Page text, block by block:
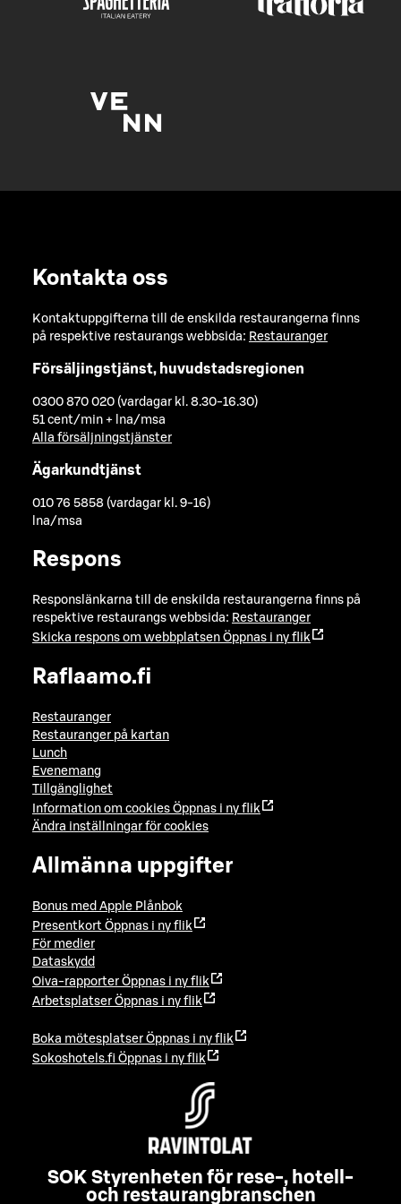
Kontakta oss
Kontaktuppgifterna till de enskilda restaurangerna finns
på respektive restaurangs webbsida: Restauranger
Försäljingstjänst, huvudstadsregionen
0300 870 020 (vardagar kl. 8.30-16.30)
51 cent/min + lna/msa
Alla försäljningstjänster
Ägarkundtjänst
010 76 5858 (vardagar kl. 9-16)
lna/msa
Respons
Responslänkarna till de enskilda restaurangerna finns på
respektive restaurangs webbsida: Restauranger
Skicka respons om webbplatsen Öppnas i ny flik
Raflaamo.fi
Restauranger
Restauranger på kartan
Lunch
Evenemang
Tillgänglighet
Information om cookies Öppnas i ny flik
Ändra inställningar för cookies
Allmänna uppgifter
Bonus med Apple Plånbok
Presentkort Öppnas i ny flik
För medier
Dataskydd
Oiva-rapporter Öppnas i ny flik
Arbetsplatser Öppnas i ny flik
Boka mötesplatser Öppnas i ny flik
Sokoshotels.fi Öppnas i ny flik
SOK Styrenheten för rese-, hotell-
och restaurangbranschen